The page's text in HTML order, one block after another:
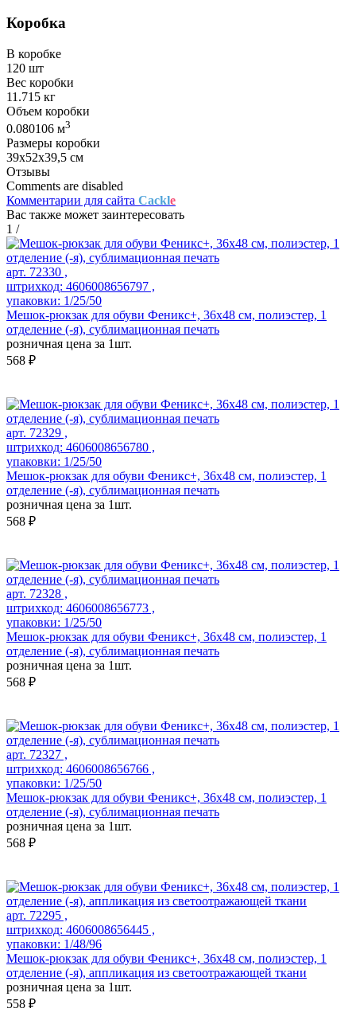
Коробка
В коробке
120 шт
Вес коробки
11.715 кг
Объем коробки
0.080106 м3
Размеры коробки
39х52х39,5 см
Отзывы
Comments are disabled
Комментарии для сайта Cackle
Вас также может заинтересовать
1 /
арт. 72330 ,
штрихкод: 4606008656797 ,
упаковки: 1/25/50
Мешок-рюкзак для обуви Феникс+, 36х48 см, полиэстер, 1
отделение (-я), сублимационная печать
розничная цена за 1шт.
568 ₽
арт. 72329 ,
штрихкод: 4606008656780 ,
упаковки: 1/25/50
Мешок-рюкзак для обуви Феникс+, 36х48 см, полиэстер, 1
отделение (-я), сублимационная печать
розничная цена за 1шт.
568 ₽
арт. 72328 ,
штрихкод: 4606008656773 ,
упаковки: 1/25/50
Мешок-рюкзак для обуви Феникс+, 36х48 см, полиэстер, 1
отделение (-я), сублимационная печать
розничная цена за 1шт.
568 ₽
арт. 72327 ,
штрихкод: 4606008656766 ,
упаковки: 1/25/50
Мешок-рюкзак для обуви Феникс+, 36х48 см, полиэстер, 1
отделение (-я), сублимационная печать
розничная цена за 1шт.
568 ₽
арт. 72295 ,
штрихкод: 4606008656445 ,
упаковки: 1/48/96
Мешок-рюкзак для обуви Феникс+, 36x48 см, полиэстер, 1
отделение (-я), аппликация из светоотражающей ткани
розничная цена за 1шт.
558 ₽